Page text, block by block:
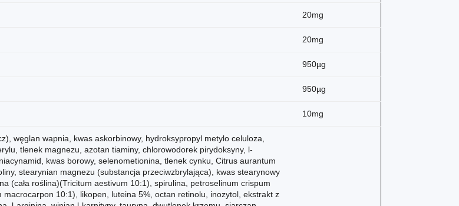
20mg
20mg
950µg
950µg
10mg
węglan wapnia, kwas askorbinowy, hydroksypropyl metylo celuloza,
tlenek magnezu, azotan tiaminy, chlorowodorek pirydoksyny, l-
kwas borowy, selenometionina, tlenek cynku, Citrus aurantum
stearynian magnezu (substancja przeciwzbrylająca), kwas stearynowy
(cała roślina)(Tricitum aestivum 10:1), spirulina, petroselinum crispum
macrocarpon 10:1), likopen, luteina 5%, octan retinolu, inozytol, ekstrakt z